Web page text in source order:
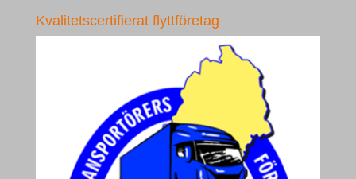
Kvalitetscertifierat flyttföretag